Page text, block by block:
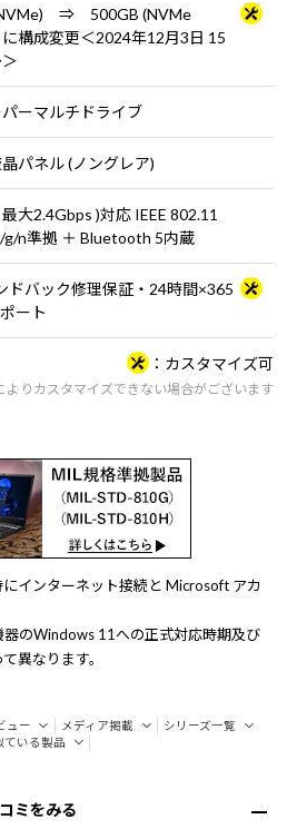
⇒ 500GB (NVMe
構成変更＜2024年12月3日 15
ーマルチドライブ
パネル (ノングレア)
大2.4Gbps )対応 IEEE 802.11
g/n準拠 ＋ Bluetooth 5内蔵
ドバック修理保証・24時間×365
ート
カスタマイズ可
りカスタマイズできない場合がございます
インターネット接続と Microsoft アカ
のWindows 11への正式対応時期及び
異なります。
ュー メディア掲載
シリーズ一覧
ている製品
ミをみる